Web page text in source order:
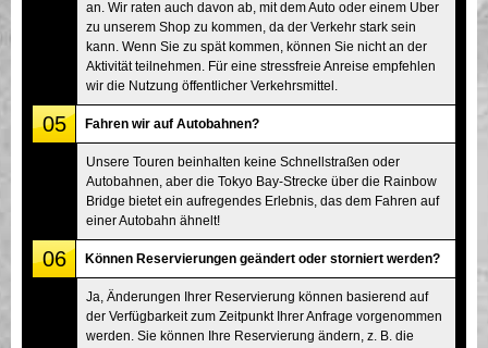
an. Wir raten auch davon ab, mit dem Auto oder einem Uber
zu unserem Shop zu kommen, da der Verkehr stark sein
kann. Wenn Sie zu spät kommen, können Sie nicht an der
Aktivität teilnehmen. Für eine stressfreie Anreise empfehlen
wir die Nutzung öffentlicher Verkehrsmittel.
05 Fahren wir auf Autobahnen?
Unsere Touren beinhalten keine Schnellstraßen oder
Autobahnen, aber die Tokyo Bay-Strecke über die Rainbow
Bridge bietet ein aufregendes Erlebnis, das dem Fahren auf
einer Autobahn ähnelt!
06 Können Reservierungen geändert oder storniert werden?
Ja, Änderungen Ihrer Reservierung können basierend auf
der Verfügbarkeit zum Zeitpunkt Ihrer Anfrage vorgenommen
werden. Sie können Ihre Reservierung ändern, z. B. die